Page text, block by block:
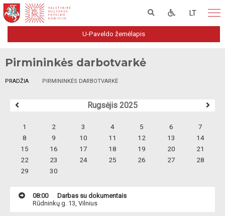
LT
U-Paveldo žemėlapis
Pirmininkės darbotvarkė
PRADŽIA PIRMININKĖS DARBOTVARKĖ
Rugsėjis 2025
1 2 3 4 5 6
7
8
9 10 11 12 13
14
15
16 17 18 19 20
21
22
23 24 25 26 27
28
29
30
08:00
Darbas su dokumentais
Rūdninkų g. 13, Vilnius